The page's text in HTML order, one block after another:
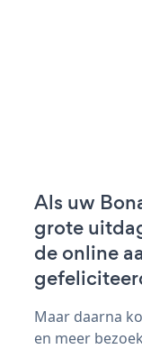
Als uw
grote
de online
Maar daarna
en meer